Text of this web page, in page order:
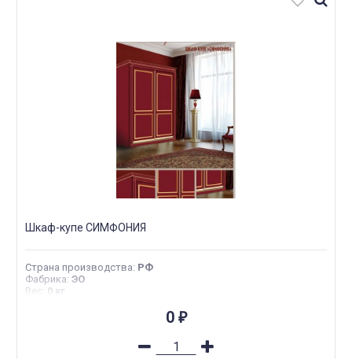
Шкаф-купе СИМФОНИЯ
Страна производства: РФ
Фабрика: ЭО
Вес : 0 кг
0 ₽